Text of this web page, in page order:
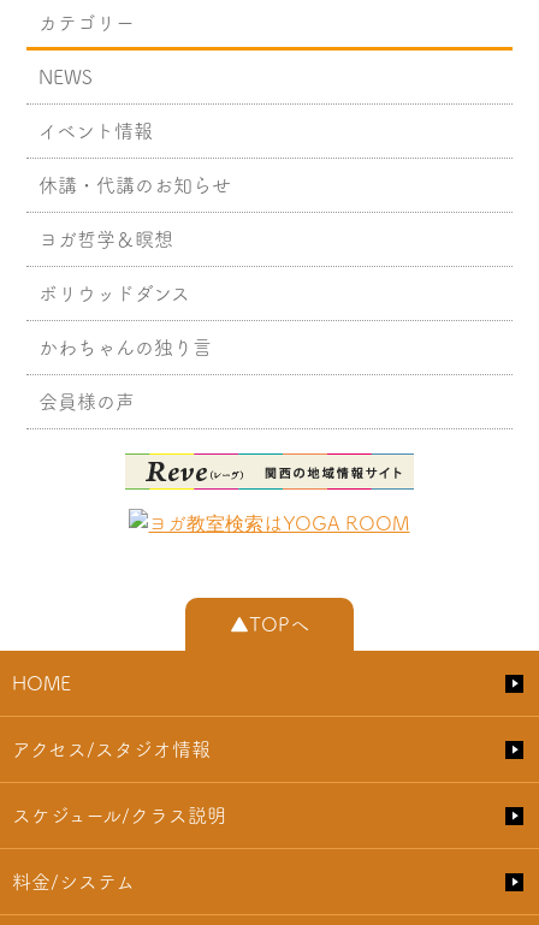
カテゴリー
NEWS
イベント情報
休講・代講のお知らせ
ヨガ哲学＆瞑想
ボリウッドダンス
かわちゃんの独り言
会員様の声
▲TOPへ
HOME
アクセス/スタジオ情報
スケジュール/クラス説明
料金/システム